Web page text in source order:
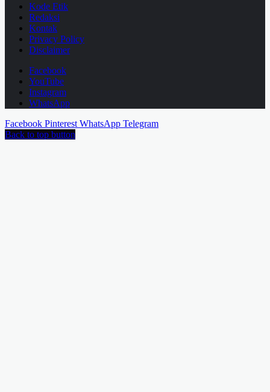
Kode Etik
Redaksi
Kontak
Privacy Policy
Disclaimer
Facebook
YouTube
Instagram
WhatsApp
Facebook Pinterest WhatsApp Telegram
Back to top button